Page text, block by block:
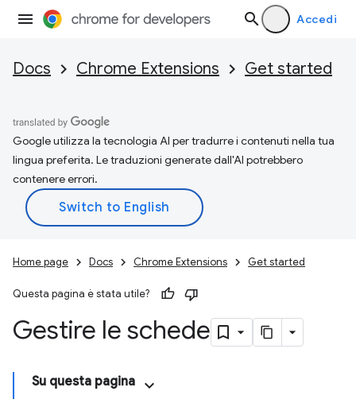
Accedi
Docs Chrome Extensions Get started
Google utilizza la tecnologia AI per tradurre i contenuti nella tua
lingua preferita. Le traduzioni generate dall'AI potrebbero
contenere errori.
Home page Docs Chrome Extensions Get started
Questa pagina è stata utile?
Gestire le schede
Su questa pagina